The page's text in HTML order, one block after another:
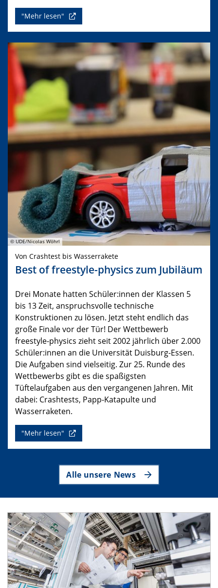
"Mehr lesen"
© UDE/Nicolas Wöhrl
Von Crashtest bis Wasserrakete
Best of freestyle-physics zum Jubiläum
Drei Monate hatten Schüler:innen der Klassen 5
bis 13 Zeit, anspruchsvolle technische
Konstruktionen zu lösen. Jetzt steht endlich das
große Finale vor der Tür! Der Wettbewerb
freestyle-physics zieht seit 2002 jährlich über 2.000
Schüler:innen an die Universität Duisburg-Essen.
Die Aufgaben sind vielseitig. Zur 25. Runde des
Wettbewerbs gibt es die spaßigsten
Tüftelaufgaben aus den vergangenen Jahren. Mit
dabei: Crashtests, Papp-Katapulte und
Wasserraketen.
"Mehr lesen"
Alle unsere News